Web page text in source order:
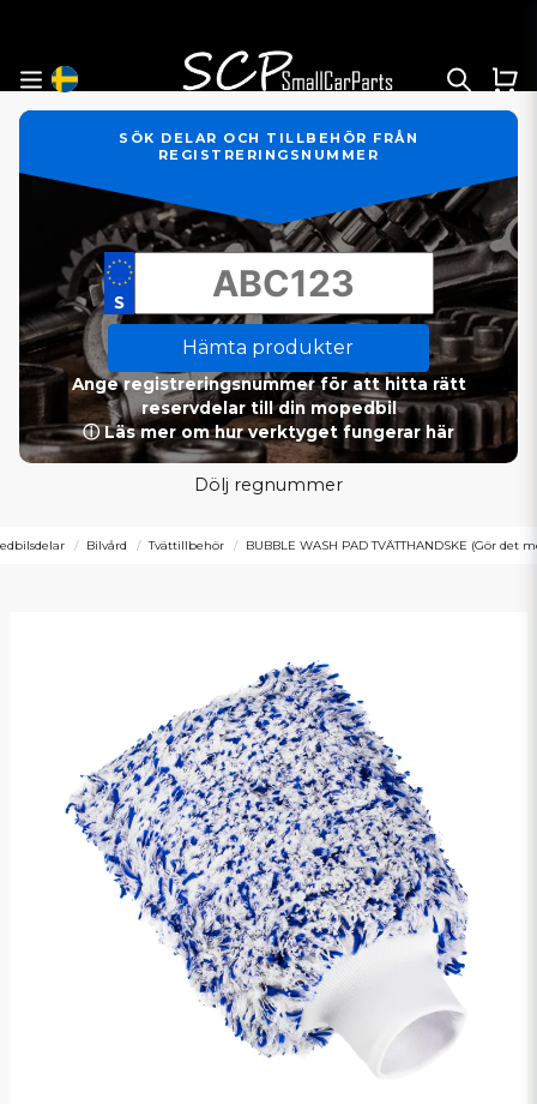
SÖK DELAR OCH TILLBEHÖR FRÅN
REGISTRERINGSNUMMER
Hämta produkter
Ange registreringsnummer för att hitta rätt
reservdelar till din mopedbil
ⓘ Läs mer om hur verktyget fungerar här
Dölj regnummer
Bilvård Tvättillbehör BUBBLE WASH PAD TVÄTTHANDSKE (Gör det